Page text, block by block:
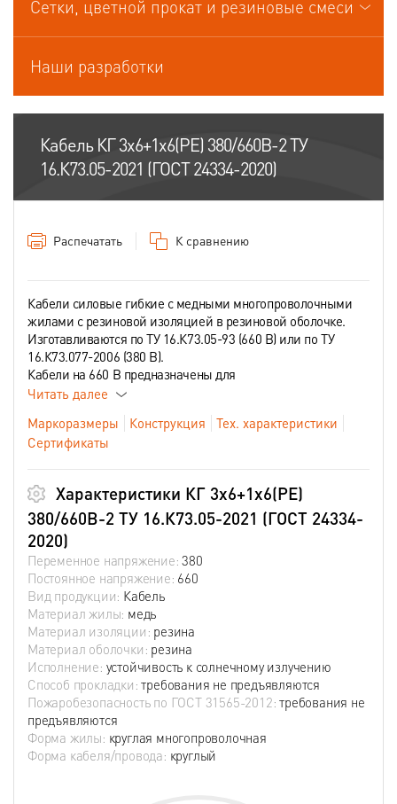
Сетки, цветной прокат и резиновые смеси
Наши разработки
Кабель КГ 3х6+1х6(PE) 380/660В-2 ТУ
16.К73.05-2021 (ГОСТ 24334-2020)
Распечатать К сравнению
Кабели силовые гибкие с медными многопроволочными
жилами с резиновой изоляцией в резиновой оболочке.
Изготавливаются по ТУ 16.К73.05-93 (660 В) или по ТУ
16.К73.077-2006 (380 В).
Кабели на 660 В предназначены для
Читать далее
Маркоразмеры
Конструкция
Тех. характеристики
Сертификаты
Характеристики КГ 3х6+1х6(PE)
380/660В-2 ТУ 16.К73.05-2021 (ГОСТ 24334-
2020)
Переменное напряжение:380
Постоянное напряжение: 660
Вид продукции: Кабель
Материал жилы: медь
Материал изоляции: резина
Материал оболочки: резина
Исполнение: устойчивость к солнечному излучению
Способ прокладки:требования не предъявляются
Пожаробезопасность по ГОСТ 31565-2012:требования не
предъявляются
Форма жилы: круглая многопроволочная
Форма кабеля/провода: круглый